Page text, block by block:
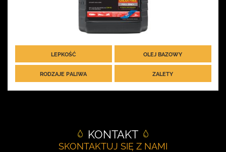
LEPKOŚĆ OLEJ BAZOWY
RODZAJE PALIWA ZALETY
KONTAKT
SKONTAKTUJ SIĘ Z NAMI